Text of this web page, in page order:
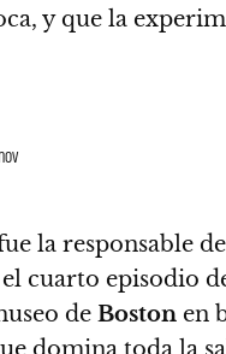
y que la
la responsable
cuarto episodio
de Boston en